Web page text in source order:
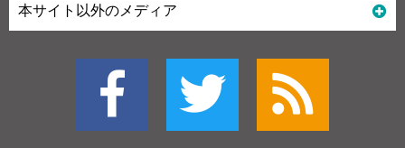
本サイト以外のメディア